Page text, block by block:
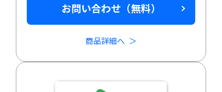
お問い合わせ（無料）
商品詳細へ